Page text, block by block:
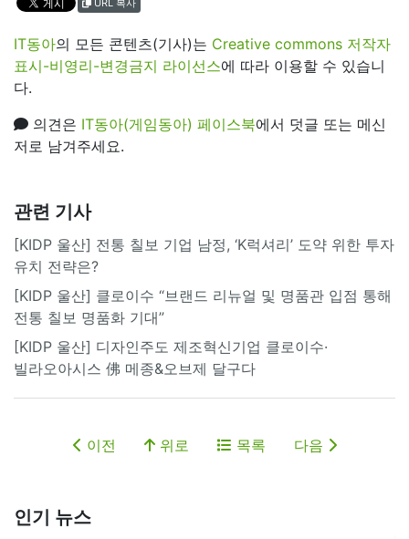
IT동아의 모든 콘텐츠(기사)는 Creative commons 저작자
표시-비영리-변경금지 라이선스에 따라 이용할 수 있습니
다.
의견은 IT동아(게임동아) 페이스북에서 덧글 또는 메신
저로 남겨주세요.
관련 기사
[KIDP 울산] 전통 칠보 기업 남정, ‘K럭셔리’ 도약 위한 투자
유치 전략은?
[KIDP 울산] 클로이수 “브랜드 리뉴얼 및 명품관 입점 통해
전통 칠보 명품화 기대”
[KIDP 울산] 디자인주도 제조혁신기업 클로이수·
빌라오아시스 佛 메종&오브제 달구다
이전 위로 목록 다음
인기 뉴스